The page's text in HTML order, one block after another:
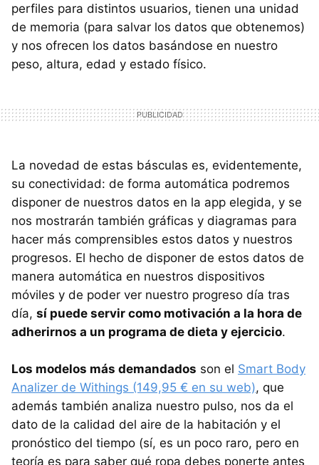
perfiles para distintos usuarios, tienen una unidad
de memoria (para salvar los datos que obtenemos)
y nos ofrecen los datos basándose en nuestro
peso, altura, edad y estado físico.
La novedad de estas básculas es, evidentemente,
su conectividad: de forma automática podremos
disponer de nuestros datos en la app elegida, y se
nos mostrarán también gráficas y diagramas para
hacer más comprensibles estos datos y nuestros
progresos. El hecho de disponer de estos datos de
manera automática en nuestros dispositivos
móviles y de poder ver nuestro progreso día tras
día, sí puede servir como motivación a la hora de
adherirnos a un programa de dieta y ejercicio.
Los modelos más demandados son el Smart Body
Analizer de Withings (149,95 € en su web), que
además también analiza nuestro pulso, nos da el
dato de la calidad del aire de la habitación y el
pronóstico del tiempo (sí, es un poco raro, pero en
teoría es para saber qué ropa debes ponerte antes